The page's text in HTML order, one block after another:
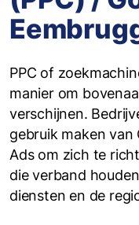
PPC of
manier om
verschijnen.
gebruik maken
Ads om zich te
die verband
diensten en de